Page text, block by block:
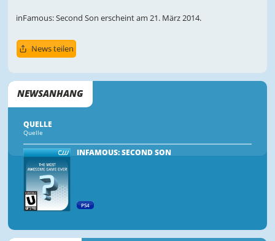
inFamous: Second Son erscheint am 21. März 2014.
News teilen
NEWSANHANG
QUELLE
Quelle
INFAMOUS: SECOND SON
PS4